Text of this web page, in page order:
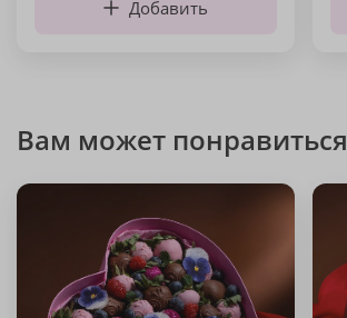
Добавить
Вам может понравиться